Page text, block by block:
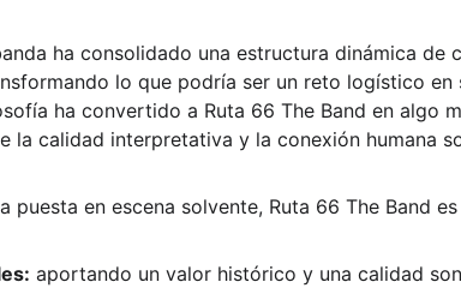
ha consolidado una estructura dinámica de
lo que podría ser un reto logístico en
ha convertido a Ruta 66 The Band en algo
la calidad interpretativa y la conexión humana
puesta en escena solvente, Ruta 66 The Band
aportando un valor histórico y una calidad